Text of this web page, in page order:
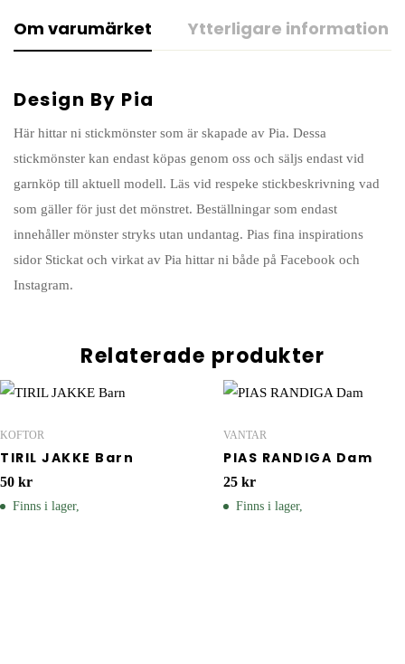
Om varumärket Ytterligare information
Design By Pia
Här hittar ni stickmönster som är skapade av Pia. Dessa
stickmönster kan endast köpas genom oss och säljs endast vid
garnköp till aktuell modell. Läs vid respeke stickbeskrivning vad
som gäller för just det mönstret. Beställningar som endast
innehåller mönster stryks utan undantag. Pias fina inspirations
sidor Stickat och virkat av Pia hittar ni både på Facebook och
Instagram.
Relaterade produkter
KOFTOR
TIRIL JAKKE Barn
50 kr
Finns i lager,
VANTAR
PIAS RANDIGA Dam
25 kr
Finns i lager,